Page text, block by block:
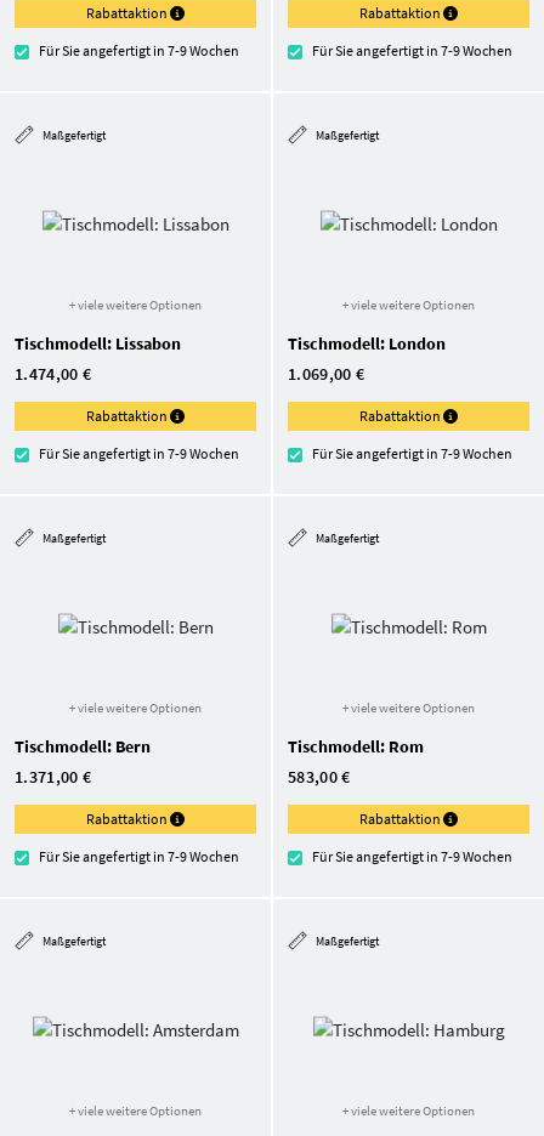
Rabattaktion
Für Sie angefertigt in 7-9 Wochen
Rabattaktion
Für Sie angefertigt in 7-9 Wochen
Maßgefertigt
+ viele weitere Optionen
Tischmodell: Lissabon
1.474,00 €
Rabattaktion
Für Sie angefertigt in 7-9 Wochen
Maßgefertigt
+ viele weitere Optionen
Tischmodell: London
1.069,00 €
Rabattaktion
Für Sie angefertigt in 7-9 Wochen
Maßgefertigt
+ viele weitere Optionen
Tischmodell: Bern
1.371,00 €
Rabattaktion
Für Sie angefertigt in 7-9 Wochen
Maßgefertigt
+ viele weitere Optionen
Tischmodell: Rom
583,00 €
Rabattaktion
Für Sie angefertigt in 7-9 Wochen
Maßgefertigt
+ viele weitere Optionen
Maßgefertigt
+ viele weitere Optionen